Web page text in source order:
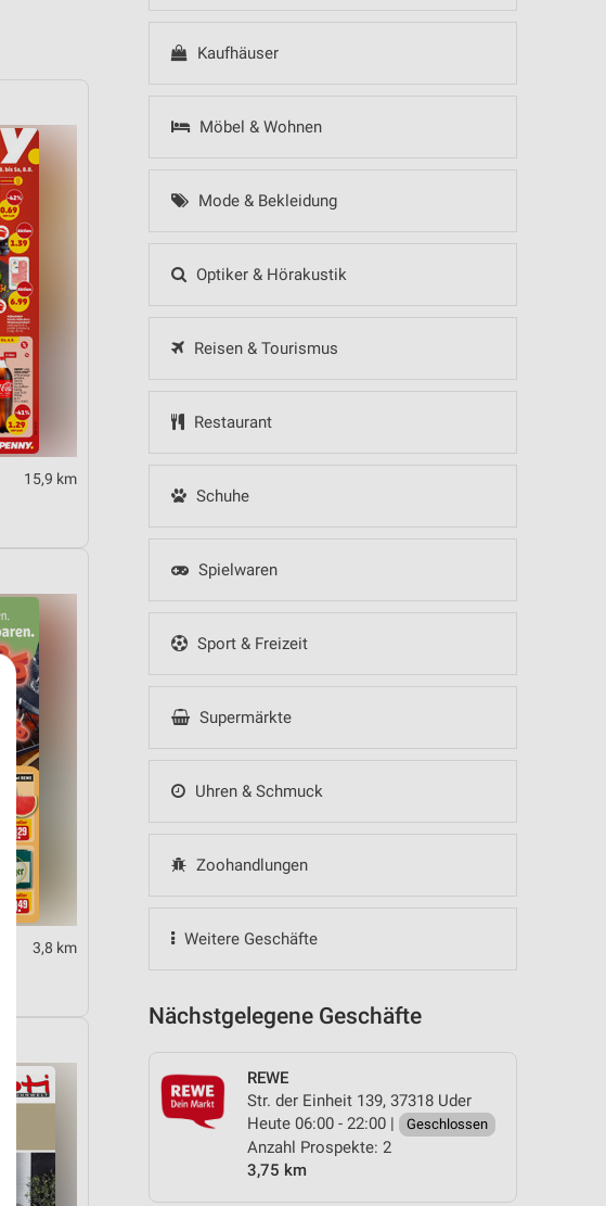
Kaufhäuser
Möbel & Wohnen
Mode & Bekleidung
Optiker & Hörakustik
Reisen & Tourismus
Restaurant
Schuhe
Spielwaren
Sport & Freizeit
Supermärkte
Uhren & Schmuck
Zoohandlungen
Weitere Geschäfte
Nächstgelegene Geschäfte
REWE
Str. der Einheit 139, 37318 Uder
Heute 06:00 - 22:00 |
Geschlossen
Anzahl Prospekte: 2
3,75 km
15,9 km
3,8 km